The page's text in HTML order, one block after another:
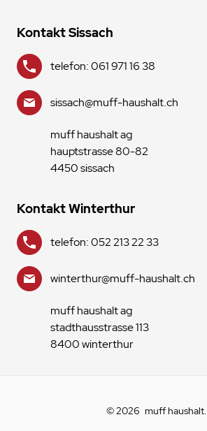
Kontakt Sissach
telefon: 061 971 16 38
sissach@muff-haushalt.ch
muff haushalt ag
hauptstrasse 80-82
4450 sissach
Kontakt Winterthur
telefon: 052 213 22 33
winterthur@muff-haushalt.ch
muff haushalt ag
stadthausstrasse 113
8400 winterthur
© 2026 muff haushalt.